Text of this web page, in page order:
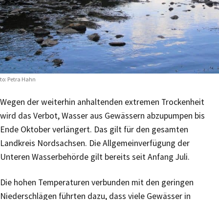
Petra Hahn
Wegen der weiterhin anhaltenden extremen Trockenheit
wird das Verbot, Wasser aus Gewässern abzupumpen bis
Ende Oktober verlängert. Das gilt für den gesamten
Landkreis Nordsachsen. Die Allgemeinverfügung der
Unteren Wasserbehörde gilt bereits seit Anfang Juli.
Die hohen Temperaturen verbunden mit den geringen
Niederschlägen führten dazu, dass viele Gewässer in